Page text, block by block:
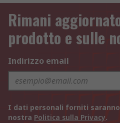
Rimani
prodotto e sulle
Indirizzo email
I dati personali forniti
nostra Politica sulla Privacy.